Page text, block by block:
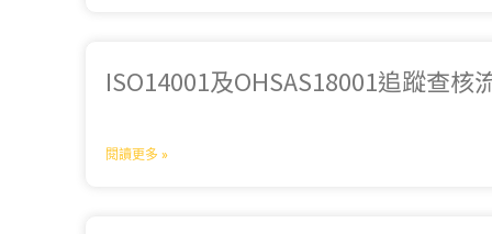
ISO14001及OHSAS18001追蹤查核
閱讀更多 »